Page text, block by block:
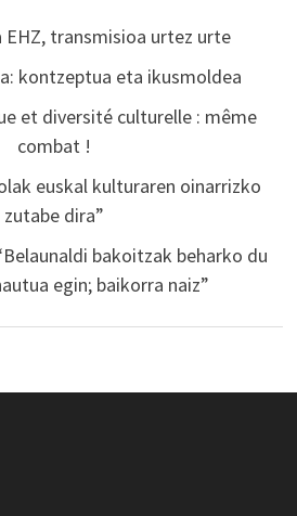
transmisioa urtez urte
kontzeptua eta ikusmoldea
et diversité culturelle : même
combat !
euskal kulturaren oinarrizko
zutabe dira”
bakoitzak beharko du
egin; baikorra naiz”